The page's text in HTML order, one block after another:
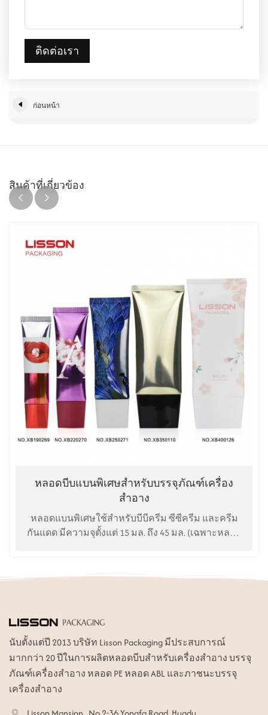
ติดต่อเรา
ก่อนหน้า
สินค้าที่เกี่ยวข้อง
หลอดบีบแบนพิเศษสำหรับบรรจุภัณฑ์เครื่อง
สำอาง
หลอดแบนพิเศษใช้สำหรับบีบีครีม ซีซีครีม และครีม
กันแดด มีความจุตั้งแต่ 15 มล. ถึง 45 มล. (เฉพาะหลอด
มล. ถึง 200 มล.
นับตั้งแต่ปี 2013 บริษัท Lisson Packaging มีประสบการณ์
มากกว่า 20 ปีในการผลิตหลอดบีบสำหรับเครื่องสำอาง บรรจุ
ภัณฑ์เครื่องสำอาง หลอด PE หลอด ABL และภาชนะบรรจุ
เครื่องสำอาง